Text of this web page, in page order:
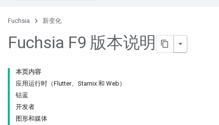
Fuchsia 新变化
Fuchsia F9 版本说明
本页内容
应用运行时（Flutter、Starnix 和 Web）
钴蓝
开发者
图形和媒体